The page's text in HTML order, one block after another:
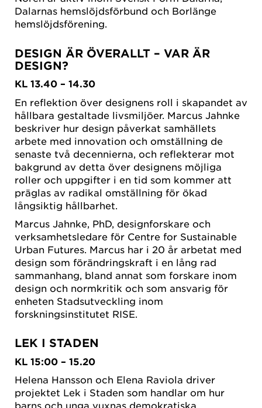
Dalarnas hemslöjdsförbund och Borlänge
hemslöjdsförening.
DESIGN ÄR ÖVERALLT – VAR ÄR
DESIGN?
KL 13.40 – 14.30
En reflektion över designens roll i skapandet av
hållbara gestaltade livsmiljöer. Marcus Jahnke
beskriver hur design påverkat samhällets
arbete med innovation och omställning de
senaste två decennierna, och reflekterar mot
bakgrund av detta över designens möjliga
roller och uppgifter i en tid som kommer att
präglas av radikal omställning för ökad
långsiktig hållbarhet.
Marcus Jahnke, PhD, designforskare och
verksamhetsledare för Centre for Sustainable
Urban Futures. Marcus har i 20 år arbetat med
design som förändringskraft i en lång rad
sammanhang, bland annat som forskare inom
design och normkritik och som ansvarig för
enheten Stadsutveckling inom
forskningsinstitutet RISE.
LEK I STADEN
KL 15:00 – 15.20
Helena Hansson och Elena Raviola driver
projektet Lek i Staden som handlar om hur
barns och unga vuxnas demokratiska